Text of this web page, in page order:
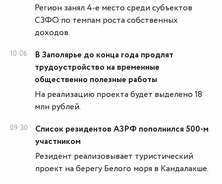
Регион занял 4-е место среди субъектов
СЗФО по темпам роста собственных
доходов.
10:06
В Заполярье до конца года продлят
трудоустройство на временные
общественно полезные работы
На реализацию проекта будет выделено 18
млн рублей.
09:30
Список резидентов АЗРФ пополнился 500-м
участником
Резидент реализовывает туристический
проект на берегу Белого моря в Кандалакше.